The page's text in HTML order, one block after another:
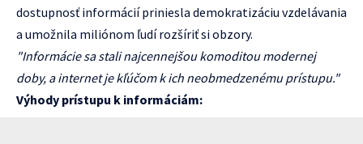
dostupnosť informácií priniesla demokratizáciu vzdelávania
a umožnila miliónom ľudí rozšíriť si obzory.
"Informácie sa stali najcennejšou komoditou modernej
doby, a internet je kľúčom k ich neobmedzenému prístupu."
Výhody prístupu k informáciám: